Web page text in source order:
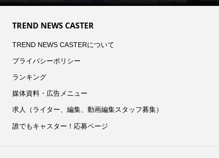
TREND NEWS CASTER
TREND NEWS CASTERについて
プライバシーポリシー
ランキング
媒体資料・広告メニュー
求人（ライター、編集、動画編集スタッフ募集）
誰でもキャスター！応募ページ